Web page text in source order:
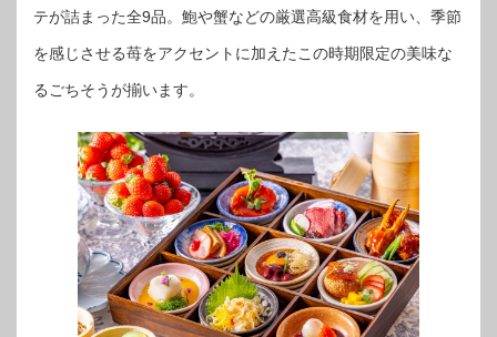
テが詰まった全9品。鮑や蟹などの厳選高級食材を用い、季節
を感じさせる苺をアクセントに加えたこの時期限定の美味な
るごちそうが揃います。